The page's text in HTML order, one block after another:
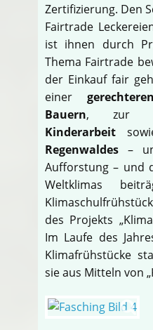
Zertifizierung. Den
Fairtrade
ist ihnen durch
Thema Fairtrade
der Einkauf fair
einer
Bauern, zur
Kinderarbeit
Regenwaldes –
Aufforstung – und
Weltklimas
des Projekts
Im Laufe des
Klimafrühstücke
sie aus Mitteln von